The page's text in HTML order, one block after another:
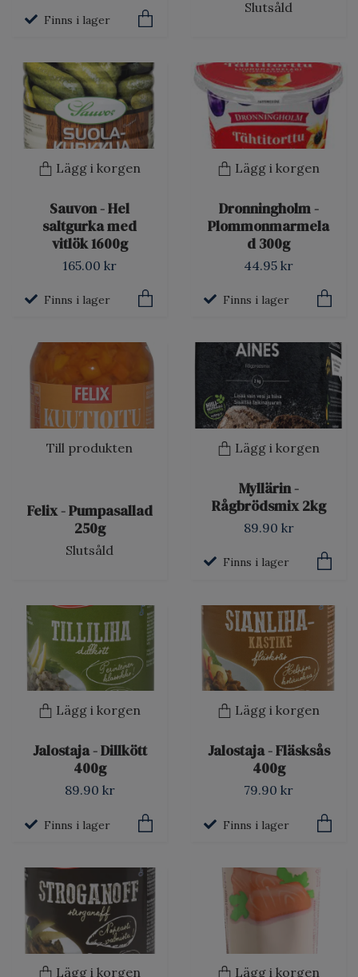
Finns i lager
Slutsåld
Lägg i korgen
Sauvon - Hel
saltgurka med
vitlök 1600g
165.00 kr
Finns i lager
Lägg i korgen
Dronningholm -
Plommonmarmela
d 300g
44.95 kr
Finns i lager
Till produkten
Felix - Pumpasallad
250g
Slutsåld
Lägg i korgen
Myllärin -
Rågbrödsmix 2kg
89.90 kr
Finns i lager
Lägg i korgen
Jalostaja - Dillkött
400g
89.90 kr
Finns i lager
Lägg i korgen
Jalostaja - Fläsksås
400g
79.90 kr
Finns i lager
Lägg i korgen Lägg i korgen